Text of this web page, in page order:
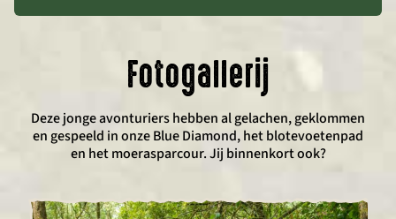
Fotogallerij
Deze jonge avonturiers hebben al gelachen, geklommen
en gespeeld in onze Blue Diamond, het blotevoetenpad
en het moerasparcour. Jij binnenkort ook?